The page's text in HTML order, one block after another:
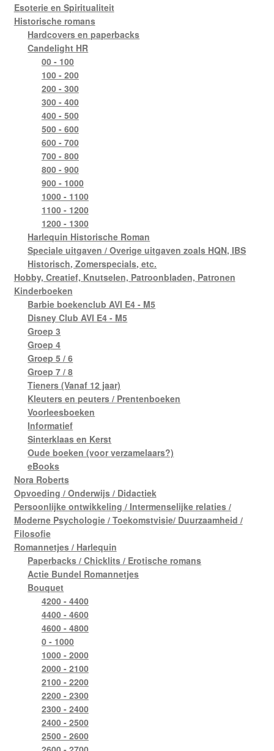
Esoterie en Spiritualiteit
Historische romans
Hardcovers en paperbacks
Candelight HR
00 - 100
100 - 200
200 - 300
300 - 400
400 - 500
500 - 600
600 - 700
700 - 800
800 - 900
900 - 1000
1000 - 1100
1100 - 1200
1200 - 1300
Harlequin Historische Roman
Speciale uitgaven / Overige uitgaven zoals HQN, IBS
Historisch, Zomerspecials, etc.
Hobby, Creatief, Knutselen, Patroonbladen, Patronen
Kinderboeken
Barbie boekenclub AVI E4 - M5
Disney Club AVI E4 - M5
Groep 3
Groep 4
Groep 5 / 6
Groep 7 / 8
Tieners (Vanaf 12 jaar)
Kleuters en peuters / Prentenboeken
Voorleesboeken
Informatief
Sinterklaas en Kerst
Oude boeken (voor verzamelaars?)
eBooks
Nora Roberts
Opvoeding / Onderwijs / Didactiek
Persoonlijke ontwikkeling / Intermenselijke relaties /
Moderne Psychologie / Toekomstvisie/ Duurzaamheid /
Filosofie
Romannetjes / Harlequin
Paperbacks / Chicklits / Erotische romans
Actie Bundel Romannetjes
Bouquet
4200 - 4400
4400 - 4600
4600 - 4800
0 - 1000
1000 - 2000
2000 - 2100
2100 - 2200
2200 - 2300
2300 - 2400
2400 - 2500
2500 - 2600